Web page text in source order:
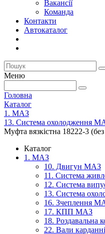
Вакансії
Команда
Контакти
Автокаталог
Меню
Головна
Каталог
1. МАЗ
13. Система охолодження
Муфта вязкістна 18222-3
Каталог
1. МАЗ
10. Двигун МАЗ
11. Система
12. Система
13. Система
16. Зчеплення
17. КПП МАЗ
18. Роздавальна
22. Вали